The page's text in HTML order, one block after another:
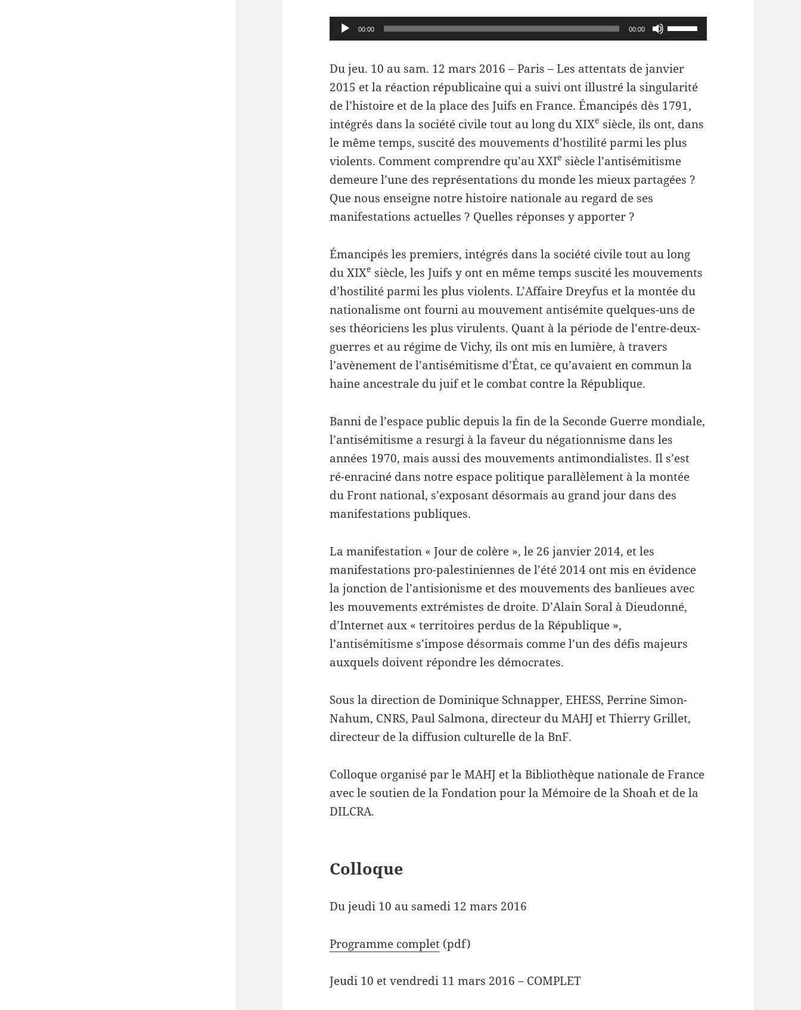
Lecteur
audio
00:00 00:00
Utilisez
les
flèches
haut/bas
pour
augmenter
ou
le
Du jeu. 10 au sam. 12 mars 2016 – Paris –Les attentats de janvier
2015 et la réaction républicaine qui a suivi ont illustré la singularité
de l’histoire et de la place des Juifs en France. Émancipés dès 1791,
intégrés dans la société civile tout au long du XIXe siècle, ils ont, dans
le même temps, suscité des mouvements d’hostilité parmi les plus
violents. Comment comprendre qu’au XXIe siècle l’antisémitisme
demeure l’une des représentations du monde les mieux partagées ?
Que nous enseigne notre histoire nationale au regard de ses
manifestations actuelles ? Quelles réponses y apporter ?
Émancipés les premiers, intégrés dans la société civile tout au long
du XIXe siècle, les Juifs y ont en même temps suscité les mouvements
d’hostilité parmi les plus violents. L’Affaire Dreyfus et la montée du
nationalisme ont fourni au mouvement antisémite quelques-uns de
ses théoriciens les plus virulents. Quant à la période de l’entre-deux-
guerres et au régime de Vichy, ils ont mis en lumière, à travers
l’avènement de l’antisémitisme d’État, ce qu’avaient en commun la
haine ancestrale du juif et le combat contre la République.
Banni de l’espace public depuis la fin de la Seconde Guerre mondiale,
l’antisémitisme a resurgi à la faveur du négationnisme dans les
années 1970, mais aussi des mouvements antimondialistes. Il s’est
ré-enraciné dans notre espace politique parallèlement à la montée
du Front national, s’exposant désormais au grand jour dans des
manifestations publiques.
La manifestation « Jour de colère », le 26 janvier 2014, et les
manifestations pro-palestiniennes de l’été 2014 ont mis en évidence
la jonction de l’antisionisme et des mouvements des banlieues avec
les mouvements extrémistes de droite. D’Alain Soral à Dieudonné,
d’Internet aux « territoires perdus de la République »,
l’antisémitisme s’impose désormais comme l’un des défis majeurs
auxquels doivent répondre les démocrates.
Sous la direction de Dominique Schnapper, EHESS, Perrine Simon-
Nahum, CNRS, Paul Salmona, directeur du MAHJ et Thierry Grillet,
directeur de la diffusion culturelle de la BnF.
Colloque organisé par le MAHJ et la Bibliothèque nationale de France
avec le soutien de la Fondation pour la Mémoire de la Shoah et de la
DILCRA.
Colloque
Du jeudi 10 au samedi 12 mars 2016
Programme complet (pdf)
Jeudi 10 et vendredi 11 mars 2016 – COMPLET